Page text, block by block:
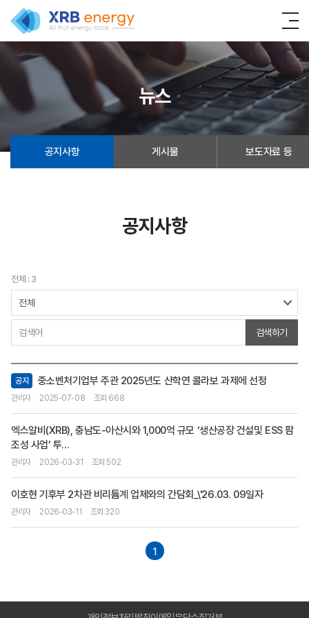
뉴스
공지사항 게시물 보도자료 등
공지사항
전체 : 3
검색하기
공지 중소벤처기업부 주관 2025년도 산학연 콜라보 과제에 선정
관리자 2025-07-08 조회 668
엑스알비(XRB), 충남도-아산시와 1,000억 규모 ‘생산공장 건설및 ESS 팜
조성 사업’ 투...
관리자 2026-03-31 조회 502
이호현 기후부 2차관 비리튬계 업체와의 간담회_\'26.03. 09일자
관리자 2026-03-11 조회 320
1